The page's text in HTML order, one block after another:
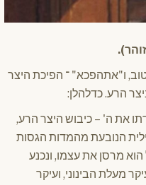
ו"אתהפכא" ־ הפיכת היצר
הרע. כדלהלן:
את ה' – כיבוש היצר הרע,
הנובעת מהמדות הגסות
מרסן את עצמו, ונכנע
מעלת הבינוני, ועיקר